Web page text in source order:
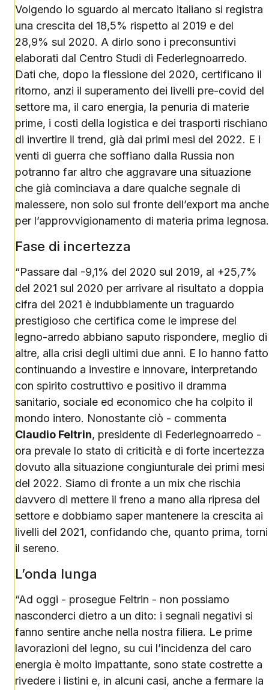
Volgendo lo sguardo al mercato italiano si registra
una crescita del 18,5% rispetto al 2019 e del
28,9% sul 2020. A dirlo sono i preconsuntivi
elaborati dal Centro Studi di Federlegnoarredo.
Dati che, dopo la flessione del 2020, certificano il
ritorno, anzi il superamento dei livelli pre-covid del
settore ma, il caro energia, la penuria di materie
prime, i costi della logistica e dei trasporti rischiano
di invertire il trend, già dai primi mesi del 2022. E i
venti di guerra che soffiano dalla Russia non
potranno far altro che aggravare una situazione
che già cominciava a dare qualche segnale di
malessere, non solo sul fronte dell’export ma anche
per l’approvvigionamento di materia prima legnosa.
Fase di incertezza
“Passare dal -9,1% del 2020 sul 2019, al +25,7%
del 2021 sul 2020 per arrivare al risultato a doppia
cifra del 2021 è indubbiamente un traguardo
prestigioso che certifica come le imprese del
legno-arredo abbiano saputo rispondere, meglio di
altre, alla crisi degli ultimi due anni. E lo hanno fatto
continuando a investire e innovare, interpretando
con spirito costruttivo e positivo il dramma
sanitario, sociale ed economico che ha colpito il
mondo intero. Nonostante ciò - commenta
Claudio Feltrin, presidente di Federlegnoarredo -
ora prevale lo stato di criticità e di forte incertezza
dovuto alla situazione congiunturale dei primi mesi
del 2022. Siamo di fronte a un mix che rischia
davvero di mettere il freno a mano alla ripresa del
settore e dobbiamo saper mantenere la crescita ai
livelli del 2021, confidando che, quanto prima, torni
il sereno.
L’onda lunga
“Ad oggi - prosegue Feltrin - non possiamo
nasconderci dietro a un dito: i segnali negativi si
fanno sentire anche nella nostra filiera. Le prime
lavorazioni del legno, su cui l’incidenza del caro
energia è molto impattante, sono state costrette a
rivedere i listini e, in alcuni casi, anche a fermare la